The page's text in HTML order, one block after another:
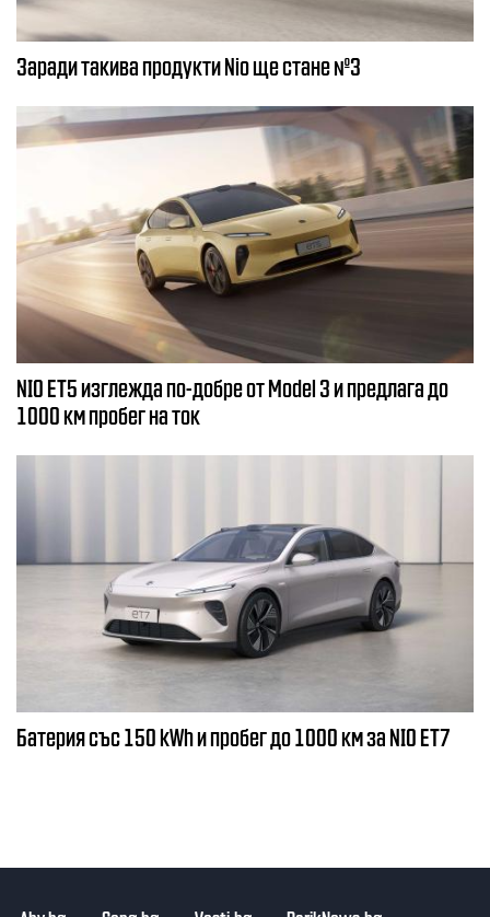
Заради такива продукти Nio ще стане №3
NIO ET5 изглежда по-добре от Model 3 и предлага до
1000 км пробег на ток
Батерия със 150 kWh и пробег до 1000 км за NIO ET7